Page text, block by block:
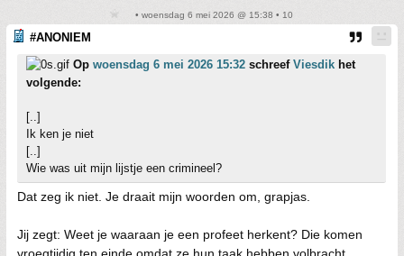
• woensdag 6 mei 2026 @ 15:38 • 10
#ANONIEM
Op woensdag 6 mei 2026 15:32 schreef Viesdik het
volgende:
[..]
Ik ken je niet
[..]
Wie was uit mijn lijstje een crimineel?
Dat zeg ik niet. Je draait mijn woorden om, grapjas.
Jij zegt: Weet je waaraan je een profeet herkent? Die komen